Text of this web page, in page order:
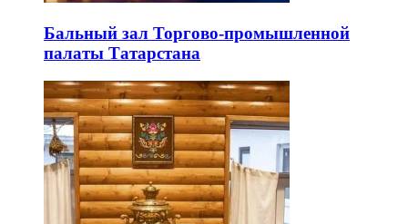
Бальный зал Торгово-промышленной
палаты Татарстана